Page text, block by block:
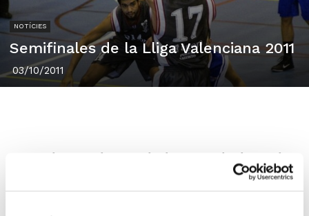
NOTÍCIES
Semifinales de la Lliga Valenciana 2011
03/10/2011
Ya pueden consultarse todos los emparejamientos de
Semifinales de la Lliga Valenciana 2011. Los